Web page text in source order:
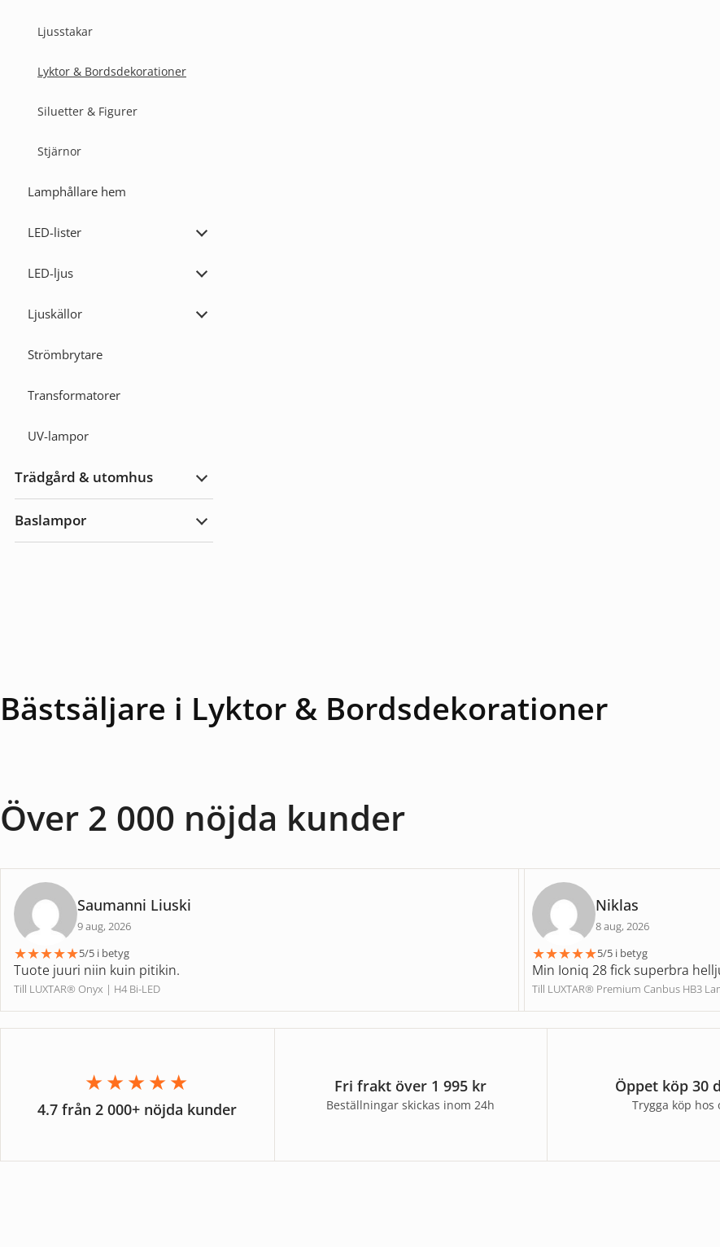
Ljusstakar
Lyktor & Bordsdekorationer
Siluetter & Figurer
Stjärnor
Lamphållare hem
LED-lister
Expandera
LED-ljus
Expandera
Ljuskällor
Expandera
Strömbrytare
Transformatorer
UV-lampor
Trädgård & utomhus
Expandera
utomhus
Baslampor
Expandera
Bästsäljare i Lyktor & Bordsdekorationer
Över 2 000 nöjda kunder
Saumanni Liuski
9 aug, 2026
★★★★★5/5 i betyg
Tuote juuri niin kuin pitikin.
Till LUXTAR® Onyx | H4 Bi-LED
Niklas
8 aug, 2026
★★★★★5/5 i betyg
Min Ioniq 28 fick superbra
Till LUXTAR® Premium Canbus HB3
★★★★★
4.7 från 2 000+ nöjda kunder
Fri frakt över 1 995 kr
Beställningar skickas inom 24h
Öppet köp 30
Trygga köp hos